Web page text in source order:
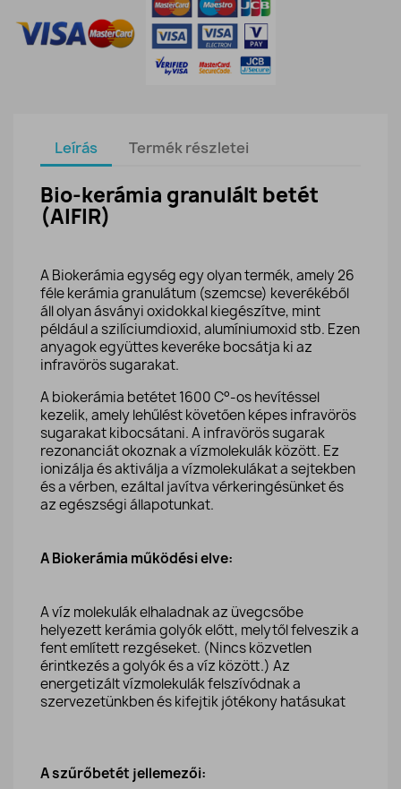
Leírás Termék részletei
Bio-kerámia granulált betét
(AIFIR)
A Biokerámia egység egy olyan termék, amely 26
féle kerámia granulátum (szemcse) keverékéből
áll olyan ásványi oxidokkal kiegészítve, mint
például a szilíciumdioxid, alumíniumoxid stb. Ezen
anyagok együttes keveréke bocsátja ki az
infravörös sugarakat.
A biokerámia betétet 1600 C°-os hevítéssel
kezelik, amely lehűlést követően képes infravörös
sugarakat kibocsátani. A infravörös sugarak
rezonanciát okoznak a vízmolekulák között. Ez
ionizálja és aktiválja a vízmolekulákat a sejtekben
és a vérben, ezáltal javítva vérkeringésünket és
az egészségi állapotunkat.
A Biokerámia működési elve:
A víz molekulák elhaladnak az üvegcsőbe
helyezett kerámia golyók előtt, melytől felveszik a
fent említett rezgéseket. (Nincs közvetlen
érintkezés a golyók és a víz között.) Az
energetizált vízmolekulák felszívódnak a
szervezetünkben és kifejtik jótékony hatásukat
A szűrőbetét jellemezői: